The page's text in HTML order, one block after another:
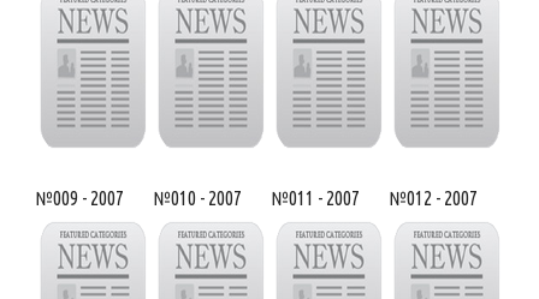
№009 - 2007 №010 - 2007 №011 - 2007 №012 - 2007